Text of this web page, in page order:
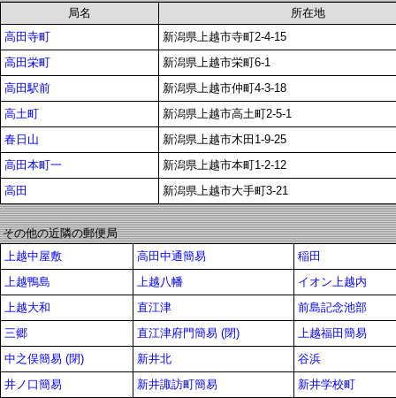
局名
所在地
高田寺町
新潟県上越市寺町2-4-15
高田栄町
新潟県上越市栄町6-1
高田駅前
新潟県上越市仲町4-3-18
高土町
新潟県上越市高土町2-5-1
春日山
新潟県上越市木田1-9-25
高田本町一
新潟県上越市本町1-2-12
高田
新潟県上越市大手町3-21
その他の近隣の郵便局
上越中屋敷
高田中通簡易
稲田
上越鴨島
上越八幡
イオン上越内
上越大和
直江津
前島記念池部
三郷
直江津府門簡易 (閉)
上越福田簡易
中之俣簡易 (閉)
新井北
谷浜
井ノ口簡易
新井諏訪町簡易
新井学校町